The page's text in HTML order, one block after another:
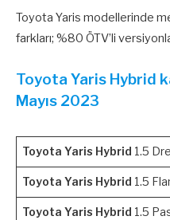
Toyota Yaris modellerinde
farkları; %80 ÖTV’li
Toyota Yaris Hybrid
Mayıs 2023
Toyota Yaris Hybrid 1.5
Toyota Yaris Hybrid 1.5
Toyota Yaris Hybrid 1.5